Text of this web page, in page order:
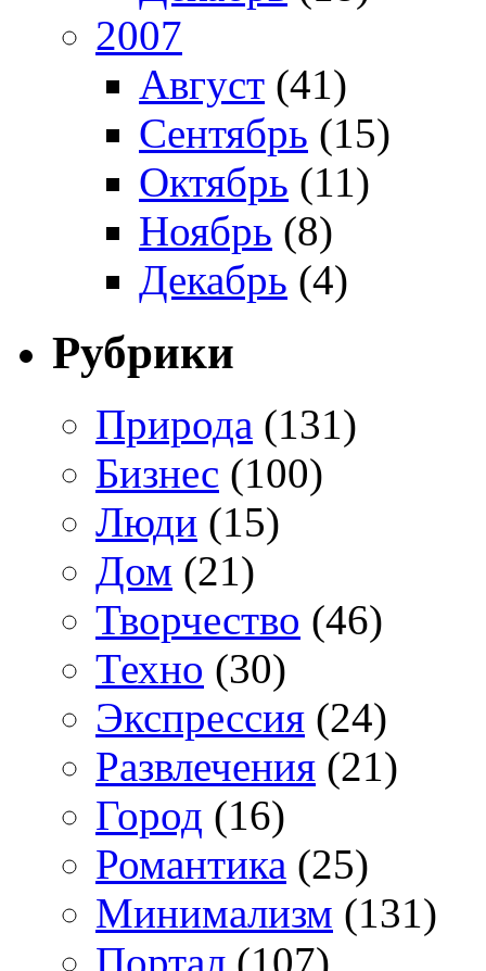
2007
Август (41)
Сентябрь (15)
Октябрь (11)
Ноябрь (8)
Декабрь (4)
Рубрики
Природа (131)
Бизнес (100)
Люди (15)
Дом (21)
Творчество (46)
Техно (30)
Экспрессия (24)
Развлечения (21)
Город (16)
Романтика (25)
Минимализм (131)